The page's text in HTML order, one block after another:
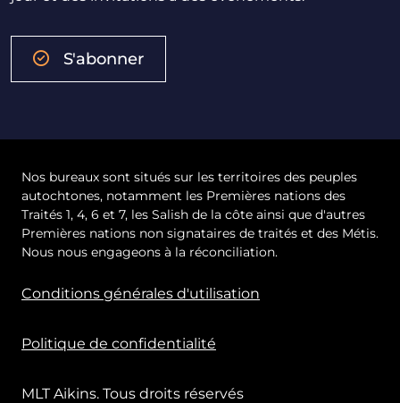
S'abonner
Nos bureaux sont situés sur les territoires des peuples
autochtones, notamment les Premières nations des
Traités 1, 4, 6 et 7, les Salish de la côte ainsi que d'autres
Premières nations non signataires de traités et des Métis.
Nous nous engageons à la réconciliation.
Conditions générales d'utilisation
Politique de confidentialité
MLT Aikins. Tous droits réservés